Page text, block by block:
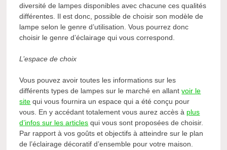
diversité de lampes disponibles avec chacune ces qualités
différentes. Il est donc, possible de choisir son modèle de
lampe selon le genre d’utilisation. Vous pourrez donc
choisir le genre d’éclairage qui vous correspond.
L’espace de choix
Vous pouvez avoir toutes les informations sur les
différents types de lampes sur le marché en allantvoir le
site qui vous fournira un espace qui a été conçu pour
vous. En y accédant totalement vous aurez accès à plus
d’infos sur les articles qui vous sont proposées de choisir.
Par rapport à vos goûts et objectifs à atteindre sur le plan
de l’éclairage décoratif d’ensemble pour votre maison.